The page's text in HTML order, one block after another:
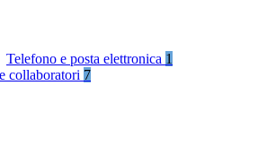
Telefono e posta elettronica 1
collaboratori 7